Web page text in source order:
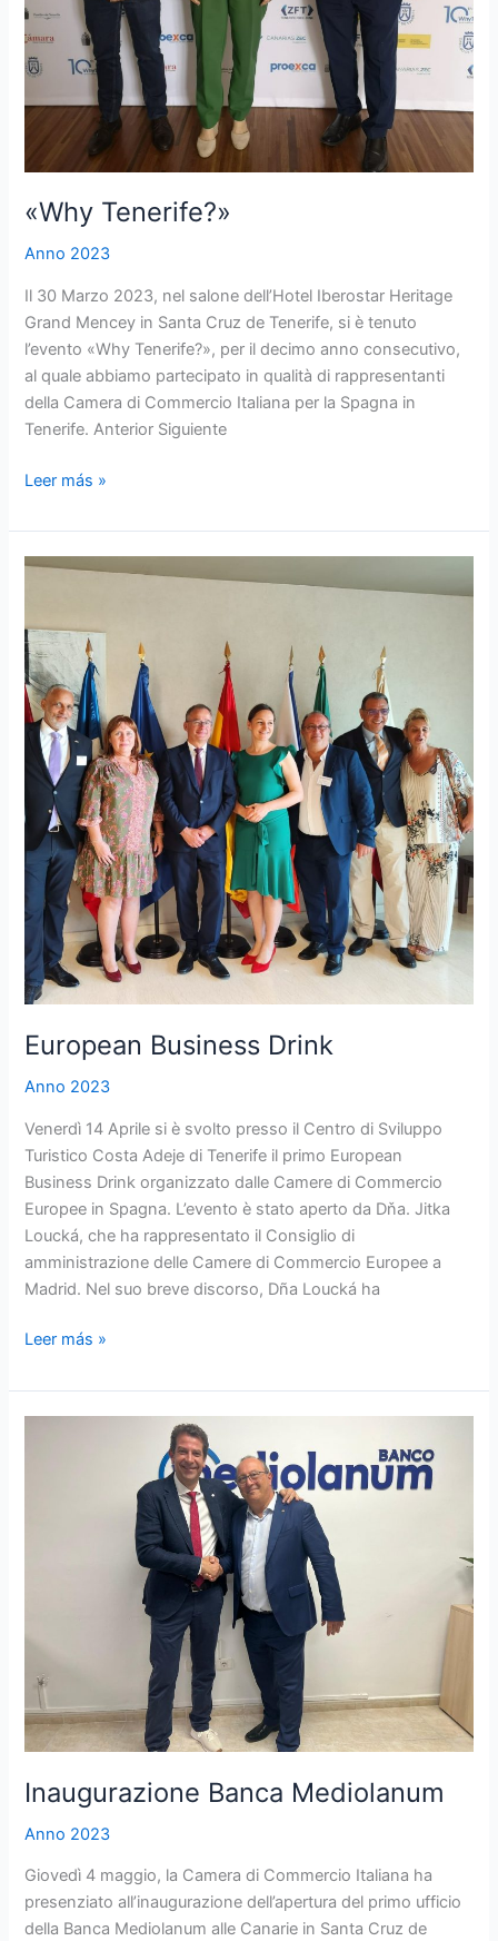
«Why Tenerife?»
Anno 2023
Il 30 Marzo 2023, nel salone dell’Hotel Iberostar Heritage
Grand Mencey in Santa Cruz de Tenerife, si è tenuto
l’evento «Why Tenerife?», per il decimo anno consecutivo,
al quale abbiamo partecipato in qualità di rappresentanti
della Camera di Commercio Italiana per la Spagna in
Tenerife. Anterior Siguiente
Leer más »
European Business Drink
Anno 2023
Venerdì 14 Aprile si è svolto presso il Centro di Sviluppo
Turistico Costa Adeje di Tenerife il primo European
Business Drink organizzato dalle Camere di Commercio
Europee in Spagna. L’evento è stato aperto da Dňa. Jitka
Loucká, che ha rappresentato il Consiglio di
amministrazione delle Camere di Commercio Europee a
Madrid. Nel suo breve discorso, Dña Loucká ha
European
Leer más »
Inaugurazione Banca Mediolanum
Anno 2023
Giovedì 4 maggio, la Camera di Commercio Italiana ha
presenziato all’inaugurazione dell’apertura del primo ufficio
della Banca Mediolanum alle Canarie in Santa Cruz de